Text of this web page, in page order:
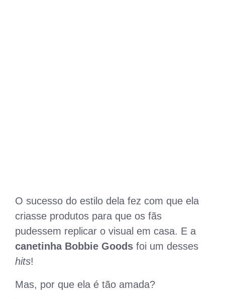
O sucesso do estilo dela fez com que ela
criasse produtos para que os fãs
pudessem replicar o visual em casa. E a
canetinha Bobbie Goods foi um desses
hits!
Mas, por que ela é tão amada?